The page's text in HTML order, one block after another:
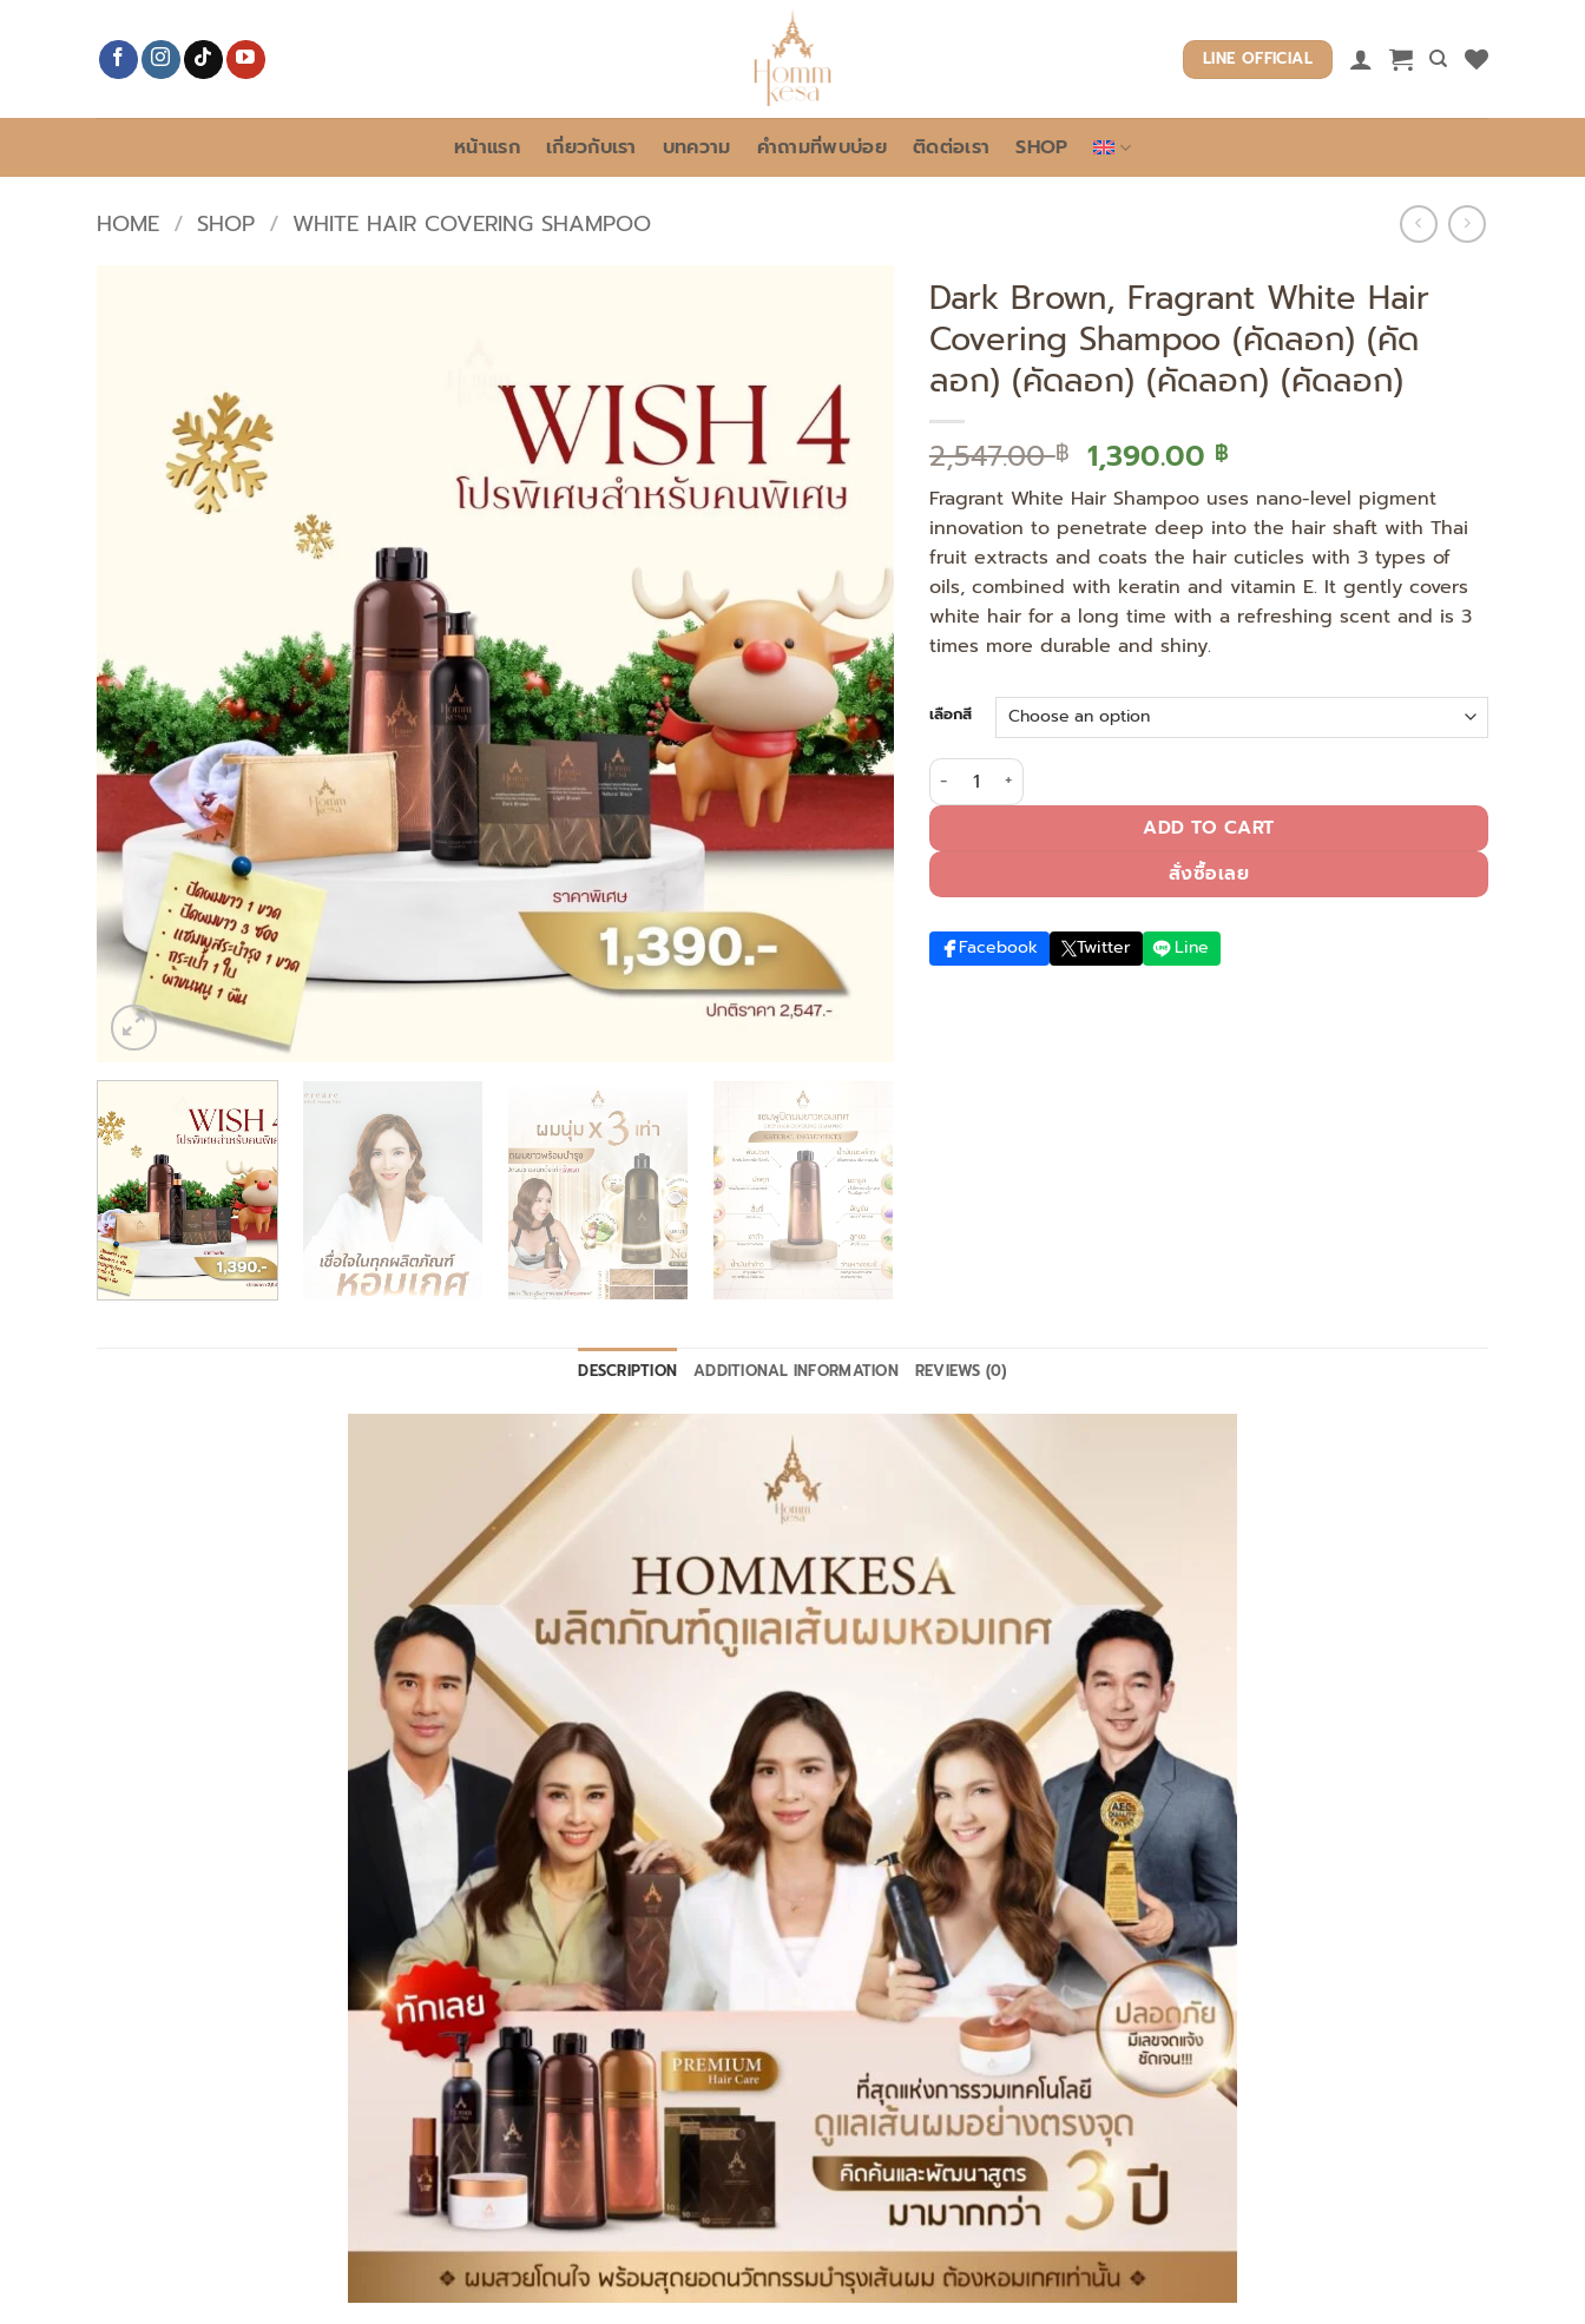
LINE OFFICIAL
หน้าแรก เกี่ยวกับเรา บทความ คำถามที่พบบ่อย ติดต่อเรา SHOP
HOME / SHOP / WHITE HAIR COVERING SHAMPOO
Dark Brown, Fragrant White Hair
Covering Shampoo (คัดลอก) (คัด
ลอก) (คัดลอก) (คัดลอก) (คัดลอก)
2,547.00฿ Original
price
was:
2,547.00 ฿.
1,390.00 ฿
is:
1,390.00 ฿.
Fragrant White Hair Shampoo uses nano-level pigment
innovation to penetrate deep into the hair shaft with Thai
fruit extracts and coats the hair cuticles with 3 types of
oils, combined with keratin and vitamin E. It gently covers
white hair for a long time with a refreshing scent and is 3
times more durable and shiny.
เลือกสี
Dark Brown, Fragrant White Hair Covering Shampoo (คัดลอก) (คัดลอก) (คัดลอ
ADD TO CART
สั่งซื้อเลย
Facebook Twitter Line
DESCRIPTION ADDITIONAL INFORMATION REVIEWS (0)